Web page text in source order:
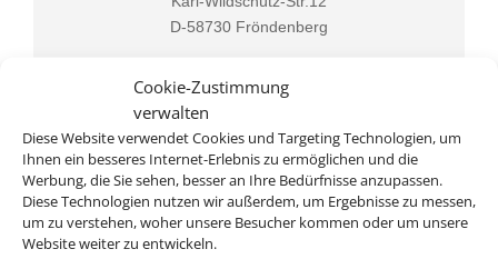
Cookie-Zustimmung
verwalten
Diese Website verwendet Cookies und Targeting Technologien, um
Ihnen ein besseres Internet-Erlebnis zu ermöglichen und die
Werbung, die Sie sehen, besser an Ihre Bedürfnisse anzupassen.
Diese Technologien nutzen wir außerdem, um Ergebnisse zu messen,
um zu verstehen, woher unsere Besucher kommen oder um unsere
Website weiter zu entwickeln.
D-58730 Fröndenberg
Rufen Sie uns an